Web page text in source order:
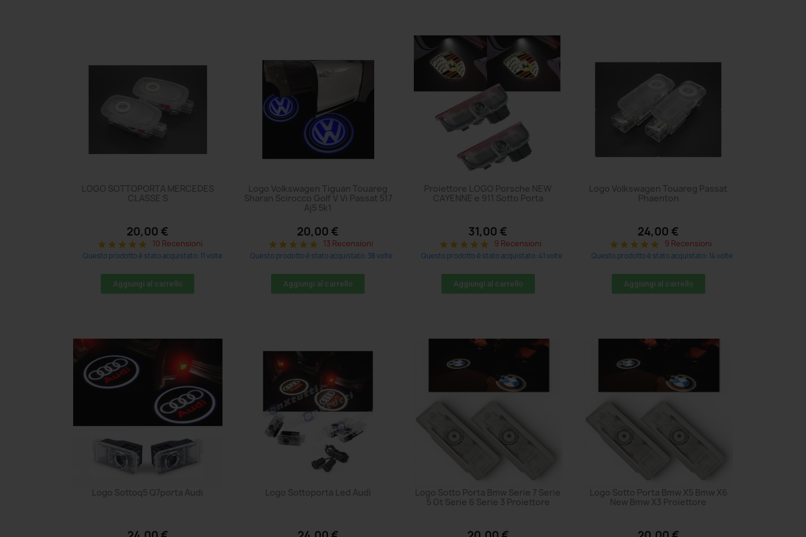
LOGO SOTTOPORTA MERCEDES
CLASSE S
20,00 €
star star star star star 10 Recensioni
Questo prodotto è stato acquistato: 11 volte
Aggiungi al carrello
Logo Volkswagen Tiguan Touareg
Sharan Scirocco Golf V Vi Passat 517
Aj5 5k1
20,00 €
star star star star star 13 Recensioni
Questo prodotto è stato acquistato: 38 volte
Aggiungi al carrello
Proiettore LOGO Porsche NEW
CAYENNE e 911 Sotto Porta
31,00 €
star star star star star 9 Recensioni
Questo prodotto è stato acquistato: 41 volte
Aggiungi al carrello
Logo Volkswagen Touareg Passat
Phaenton
24,00 €
star star star star star 9 Recensioni
Questo prodotto è stato acquistato: 14 volte
Aggiungi al carrello
Logo Sottoq5 Q7porta Audi Logo Sottoporta Led Audi
Logo Sotto Porta Bmw Serie 7 Serie
5 Gt Serie 6 Serie 3 Proiettore
Logo Sotto Porta Bmw X5 Bmw X6
New Bmw X3 Proiettore